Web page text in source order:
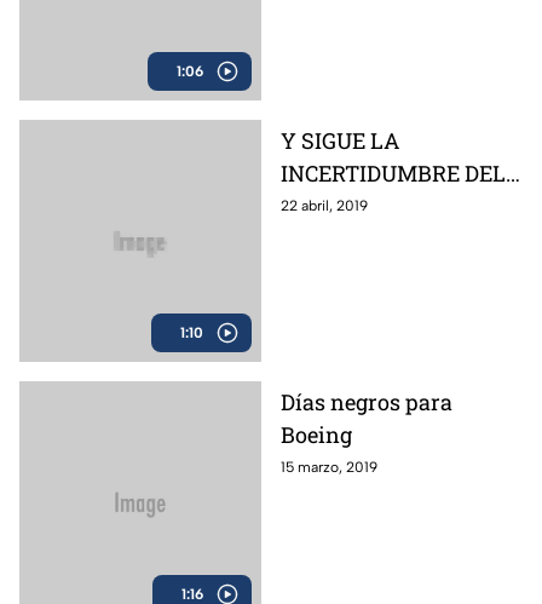
1:06
1:10
Y SIGUE LA
INCERTIDUMBRE DEL
BREXIT
22 abril, 2019
1:16
Días negros para
Boeing
15 marzo, 2019